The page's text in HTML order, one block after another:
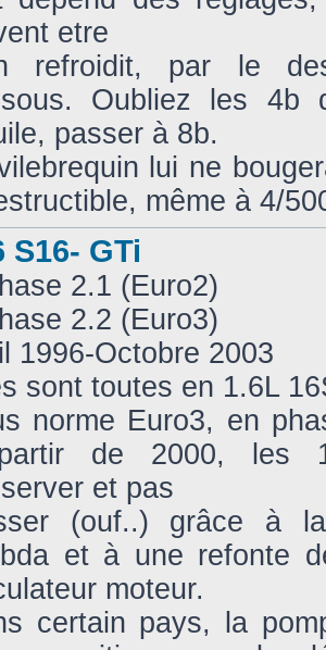
etre
refroidit, par le
Oubliez les 4b
passer à 8b.
lui ne
même à 4/
S16- GTi
2.1 (Euro2)
2.2 (Euro3)
1996-Octobre 2003
sont toutes en 1.6L
norme Euro3, en
de 2000, les
et pas
(ouf..) grâce à
et à une refonte
moteur.
certain pays, la